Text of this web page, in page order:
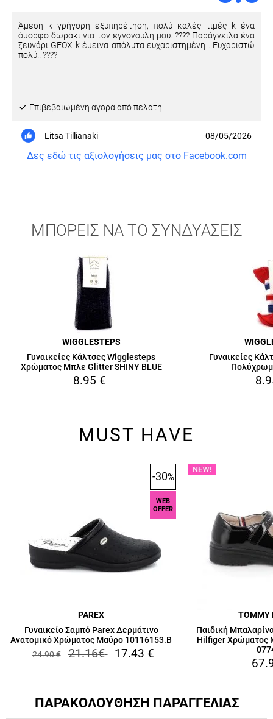
Άμεση k γρήγορη εξυπηρέτηση, πολύ καλές τιμές k ένα
όμορφο δωράκι για τον εγγονουλη μου. ???? Παράγγειλα ένα
ζευγάρι GEOX k έμεινα απόλυτα ευχαριστημένη . Ευχαριστώ
πολύ!! ????
Eπιβεβαιωμένη αγορά από πελάτη
Litsa Tillianaki 08/05/2026
Δες εδώ τις αξιολογήσεις μας στο Facebook.com
ΜΠΟΡΕΙΣ ΝΑ ΤΟ ΣΥΝΔΥΑΣΕΙΣ
WIGGLESTEPS
Γυναικείες Κάλτσες Wigglesteps
Χρώματος Μπλε Glitter SHINY BLUE
8.95 €
Γυναικείες
MUST HAVE
-30%
WEB
OFFER
PAREX
Γυναικείο Σαμπό Parex Δερμάτινο
Ανατομικό Χρώματος Μαύρο 10116153.B
24.90€ 21.16€ 17.43 €
TOMMY
Παιδική
Hilfiger Χρώματος
ΠΑΡΑΚΟΛΟΥΘΗΣΗ ΠΑΡΑΓΓΕΛΙΑΣ